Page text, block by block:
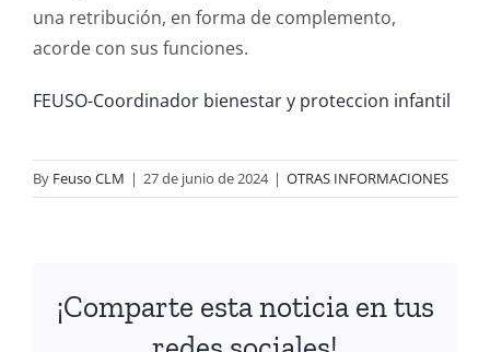
una retribución, en forma de complemento,
acorde con sus funciones.
FEUSO-Coordinador bienestar y proteccion infantil
By Feuso CLM | 27 de junio de 2024 | OTRAS INFORMACIONES
¡Comparte esta noticia en tus